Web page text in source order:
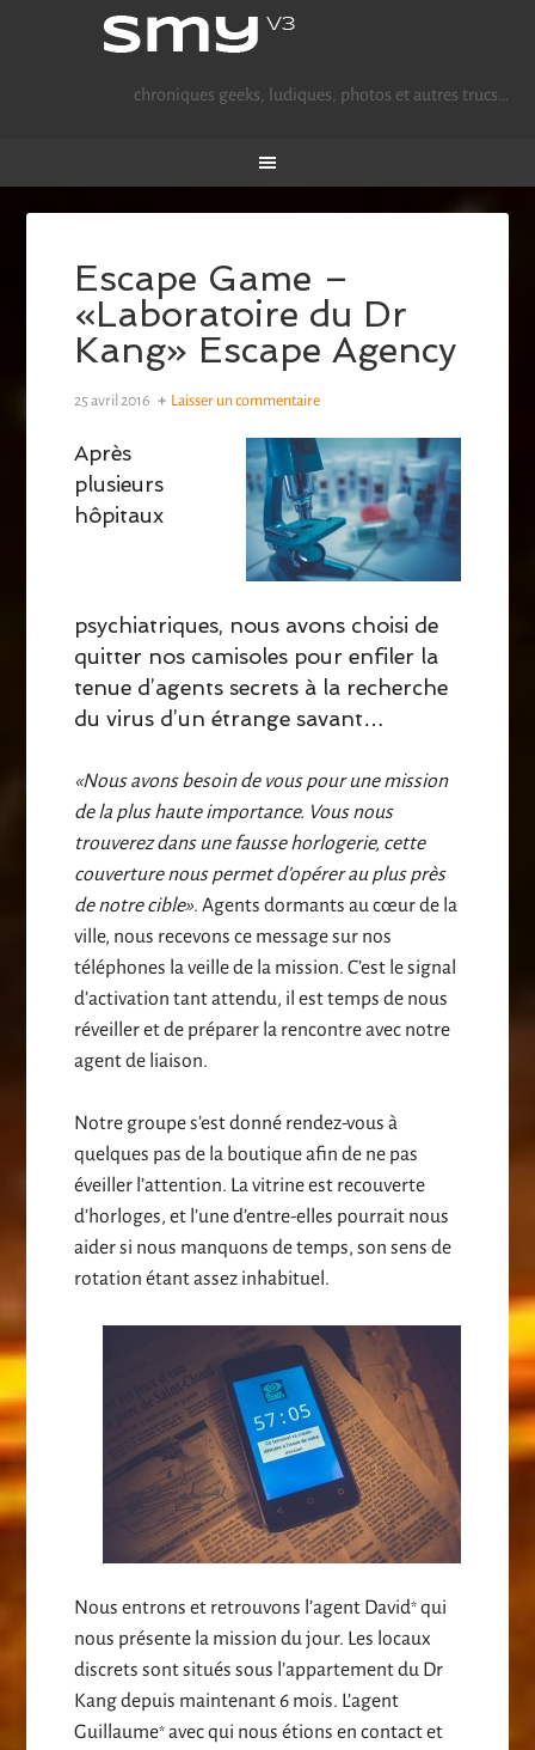
chroniques geeks, ludiques, photos et autres trucs…
Escape Game –
«Laboratoire du Dr
Kang» Escape Agency
25 avril 2016 Laisser un commentaire
Après
plusieurs
hôpitaux
psychiatriques, nous avons choisi de
quitter nos camisoles pour enfiler la
tenue d’agents secrets à la recherche
du virus d’un étrange savant…
«Nous avons besoin de vous pour une mission
de la plus haute importance. Vous nous
trouverez dans une fausse horlogerie, cette
couverture nous permet d’opérer au plus près
de notre cible». Agents dormants au cœur de la
ville, nous recevons ce message sur nos
téléphones la veille de la mission. C’est le signal
d’activation tant attendu, il est temps de nous
réveiller et de préparer la rencontre avec notre
agent de liaison.
Notre groupe s’est donné rendez-vous à
quelques pas de la boutique afin de ne pas
éveiller l’attention. La vitrine est recouverte
d’horloges, et l’une d’entre-elles pourrait nous
aider si nous manquons de temps, son sens de
rotation étant assez inhabituel.
Nous entrons et retrouvons l’agent David* qui
nous présente la mission du jour. Les locaux
discrets sont situés sous l’appartement du Dr
Kang depuis maintenant 6 mois. L’agent
Guillaume* avec qui nous étions en contact et